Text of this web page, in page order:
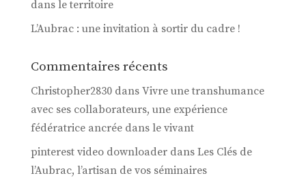
dans le territoire
L’Aubrac : une invitation à sortir du cadre !
Commentaires récents
Christopher2830dans Vivre une transhumance
avec ses collaborateurs, une expérience
fédératrice ancrée dans le vivant
pinterest video downloaderdans Les Clés de
l’Aubrac, l’artisan de vos séminaires